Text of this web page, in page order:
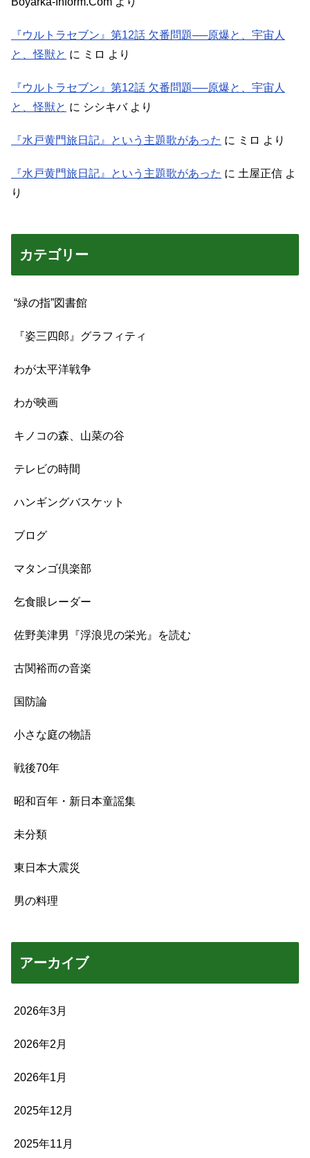
『ウルトラセブン』第12話 欠番問題──原爆と、宇宙人
と、怪獣と に ミロ より
『ウルトラセブン』第12話 欠番問題──原爆と、宇宙人
と、怪獣と に シシキバより
『水戸黄門旅日記』という主題歌があった に ミロ より
『水戸黄門旅日記』という主題歌があった に 土屋正信 よ
り
カテゴリー
“緑の指”図書館
『姿三四郎』グラフィティ
わが太平洋戦争
わが映画
キノコの森、山菜の谷
テレビの時間
ハンギングバスケット
ブログ
マタンゴ倶楽部
乞食眼レーダー
佐野美津男『浮浪児の栄光』を読む
古関裕而の音楽
国防論
小さな庭の物語
戦後70年
昭和百年・新日本童謡集
未分類
東日本大震災
男の料理
アーカイブ
2026年3月
2026年2月
2026年1月
2025年12月
2025年11月